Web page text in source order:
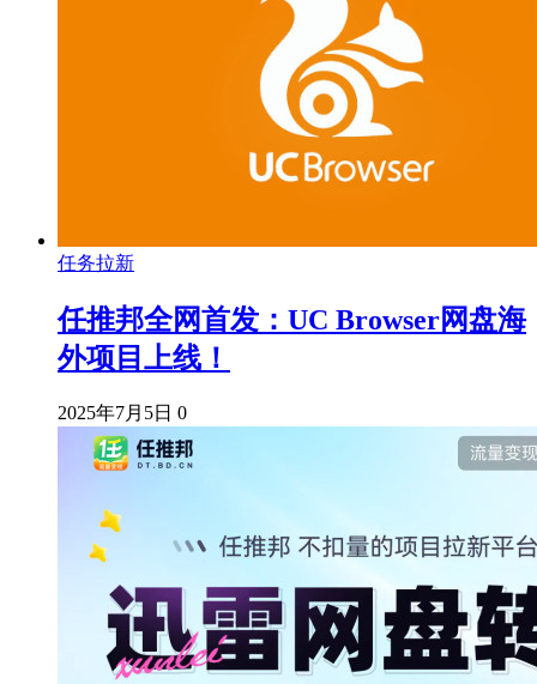
任务拉新
任推邦全网首发：UC Browser网盘海
外项目上线！
2025年7月5日 0